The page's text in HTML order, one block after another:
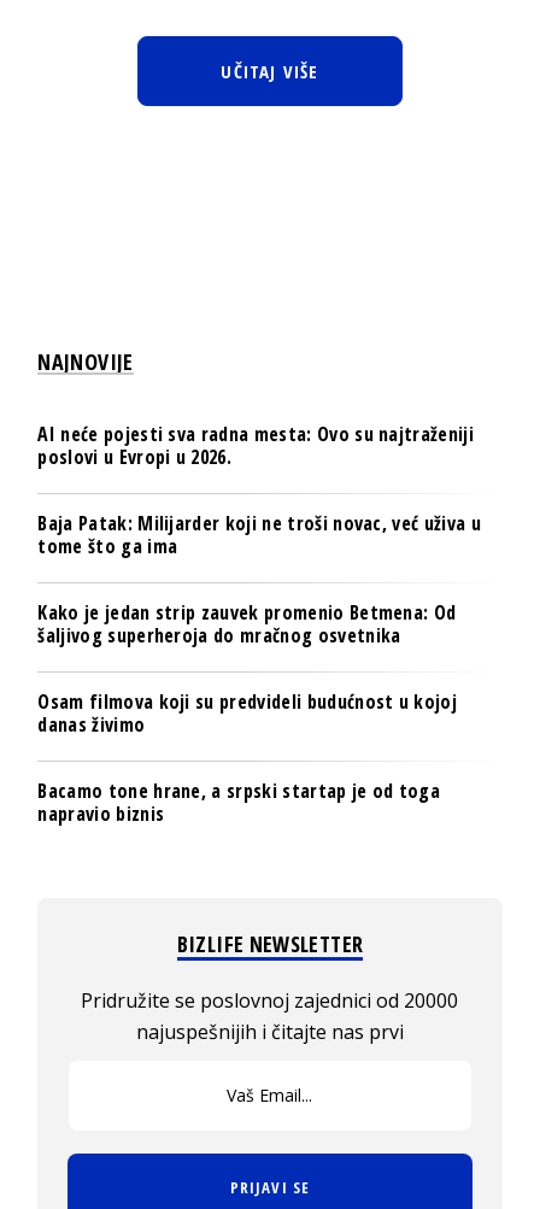
UČITAJ VIŠE
NAJNOVIJE
AI neće pojesti sva radna mesta: Ovo su najtraženiji
poslovi u Evropi u 2026.
Baja Patak: Milijarder koji ne troši novac, već uživa u
tome što ga ima
Kako je jedan strip zauvek promenio Betmena: Od
šaljivog superheroja do mračnog osvetnika
Osam filmova koji su predvideli budućnost u kojoj
danas živimo
Bacamo tone hrane, a srpski startap je od toga
napravio biznis
BIZLIFE NEWSLETTER
Pridružite se poslovnoj zajednici od 20000
najuspešnijih i čitajte nas prvi
PRIJAVI SE